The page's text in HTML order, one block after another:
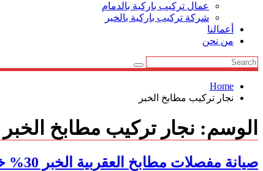
عمال تركيب باركية بالدمام
شركة تركيب باركية بالخبر
أعمالنا
من نحن
Home
نجار تركيب مطابخ الخبر
الوسم: نجار تركيب مطابخ الخبر
صيانة مفصلات مطابخ العقربية الخبر 30% خصم